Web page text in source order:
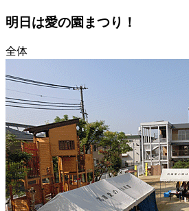
明日は愛の園まつり！
全体